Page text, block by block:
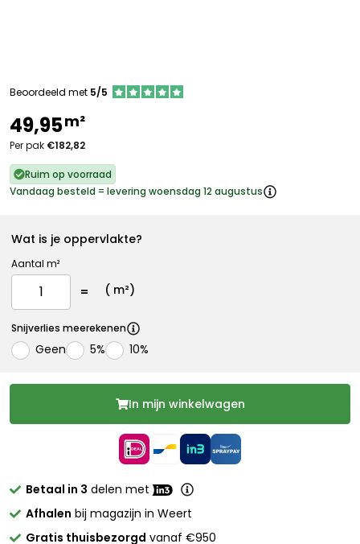
Beoordeeld met 5/5
49,95m²
Per pak €182,82
Ruim op voorraad
Vandaag besteld = levering woensdag 12 augustus
Wat is je oppervlakte?
Aantal m²
( m²)
Snijverlies meerekenen
Geen 5% 10%
In mijn winkelwagen
Betaal in 3 delen met
Afhalen bij magazijn in Weert
Gratis thuisbezorgd vanaf €950